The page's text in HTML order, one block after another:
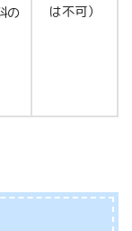
は不可）
の